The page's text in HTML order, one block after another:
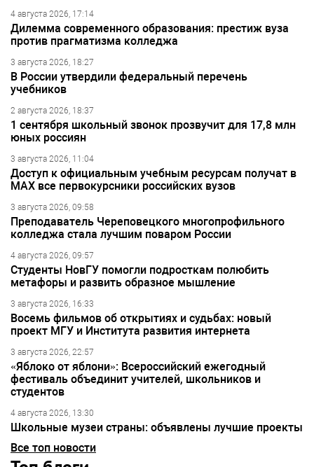
4 августа 2026, 17:14
Дилемма современного образования: престиж вуза
против прагматизма колледжа
3 августа 2026, 18:27
В России утвердили федеральный перечень
учебников
2 августа 2026, 18:37
1 сентября школьный звонок прозвучит для 17,8 млн
юных россиян
3 августа 2026, 11:04
Доступ к официальным учебным ресурсам получат в
МАХ все первокурсники российских вузов
3 августа 2026, 09:58
Преподаватель Череповецкого многопрофильного
колледжа стала лучшим поваром России
4 августа 2026, 09:57
Студенты НовГУ помогли подросткам полюбить
метафоры и развить образное мышление
3 августа 2026, 16:33
Восемь фильмов об открытиях и судьбах: новый
проект МГУ и Института развития интернета
3 августа 2026, 22:57
«Яблоко от яблони»: Всероссийский ежегодный
фестиваль объединит учителей, школьников и
студентов
4 августа 2026, 13:30
Школьные музеи страны: объявлены лучшие проекты
Все топ новости